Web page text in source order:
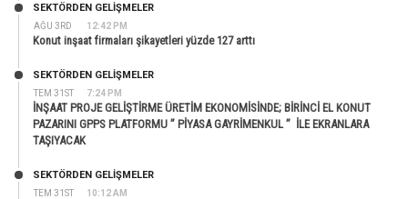
AĞU 3RD 12:42 PM
SEKTÖRDEN GELIŞMELER
Konut inşaat firmaları şikayetleri yüzde 127 arttı
TEM 31ST 7:24 PM
SEKTÖRDEN GELIŞMELER
İNŞAAT PROJE GELİŞTİRME ÜRETİM EKONOMİSİNDE; BİRİNCİ EL KONUT
PAZARINI GPPS PLATFORMU ” PİYASA GAYRİMENKUL ” İLE EKRANLARA
TAŞIYACAK
TEM 31ST 10:12 AM
SEKTÖRDEN GELIŞMELER